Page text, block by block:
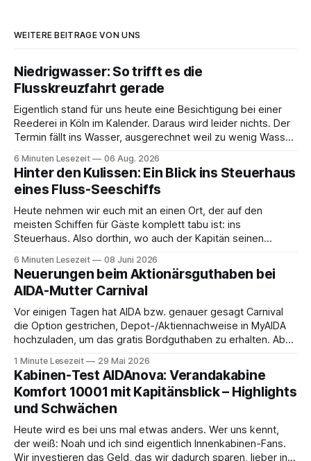
WEITERE BEITRÄGE VON UNS
Niedrigwasser: So trifft es die
Flusskreuzfahrt gerade
Eigentlich stand für uns heute eine Besichtigung bei einer
Reederei in Köln im Kalender. Daraus wird leider nichts. Der
Termin fällt ins Wasser, ausgerechnet weil zu wenig Wasser
und fahren mit Thurgau Travel die Donau hinunter Richtung
Budapest. Auch
6 Minuten Lesezeit 06 Aug. 2026
Hinter den Kulissen: Ein Blick ins Steuerhaus
eines Fluss-Seeschiffs
Heute nehmen wir euch mit an einen Ort, der auf den
meisten Schiffen für Gäste komplett tabu ist: ins
Steuerhaus. Also dorthin, wo auch der Kapitän seinen
Saxonia ging es zur Mittagszeit von Mainz Richtung Koblenz
– und wir durften für ein
6 Minuten Lesezeit 08 Juni 2026
Neuerungen beim Aktionärsguthaben bei
AIDA-Mutter Carnival
Vor einigen Tagen hat AIDA bzw. genauer gesagt Carnival
die Option gestrichen, Depot-/Aktiennachweise in MyAIDA
hochzuladen, um das gratis Bordguthaben zu erhalten. Ab
werden, um das Bordguthaben zu erhalten. Bereits vor
einiger Zeit wurde zudem die Möglichkeit gestrichen, das
Bordguthaben per
1 Minute Lesezeit 29 Mai 2026
Kabinen-Test AIDAnova: Verandakabine
Komfort 10001 mit Kapitänsblick – Highlights
und Schwächen
Heute wird es bei uns mal etwas anders. Wer uns kennt,
der weiß: Noah und ich sind eigentlich Innenkabinen-Fans.
Wir investieren das Geld, das wir dadurch sparen, lieber in